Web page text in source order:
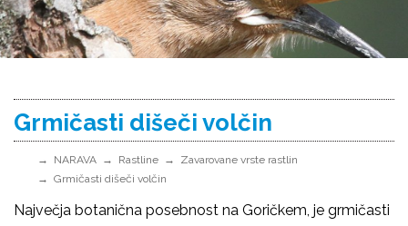
Grmičasti dišeči volčin
NARAVA Rastline
Zavarovane vrste rastlin
Grmičasti dišeči volčin
Največja botanična posebnost na Goričkem, je grmičasti